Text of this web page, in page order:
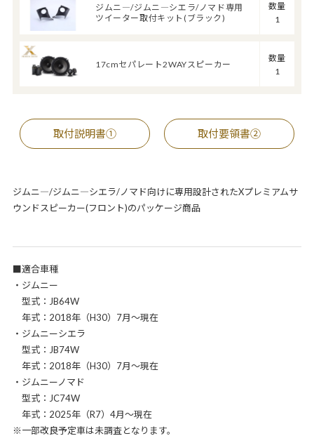
ジムニ―/ジムニ―シエラ/ノマド専用
ツイーター取付キット(ブラック)
数量
1
17cmセパレート2WAYスピーカー
数量
1
取付説明書① 取付要領書②
ジムニ―/ジムニ―シエラ/ノマド向けに専用設計されたXプレミアムサ
ウンドスピーカー(フロント)のパッケージ商品
■適合車種
・ジムニー
型式：JB64W
年式：2018年（H30）7月～現在
・ジムニーシエラ
型式：JB74W
年式：2018年（H30）7月～現在
・ジムニーノマド
型式：JC74W
年式：2025年（R7）4月～現在
※一部改良予定車は未調査となります。